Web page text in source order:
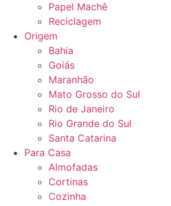
Papel Machê
Reciclagem
Origem
Bahia
Goiás
Maranhão
Mato Grosso do Sul
Rio de Janeiro
Rio Grande do Sul
Santa Catarina
Para Casa
Almofadas
Cortinas
Cozinha